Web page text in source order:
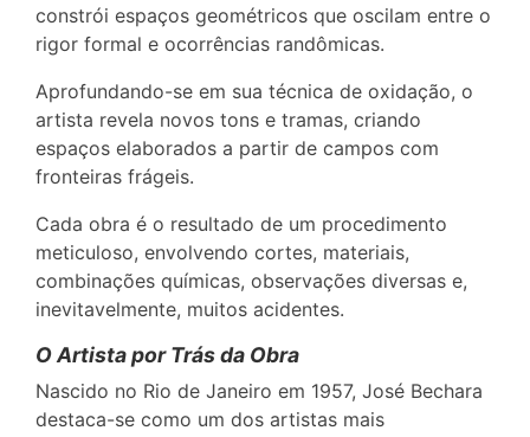
constrói espaços geométricos que oscilam entre o
rigor formal e ocorrências randômicas.
Aprofundando-se em sua técnica de oxidação, o
artista revela novos tons e tramas, criando
espaços elaborados a partir de campos com
fronteiras frágeis.
Cada obra é o resultado de um procedimento
meticuloso, envolvendo cortes, materiais,
combinações químicas, observações diversas e,
inevitavelmente, muitos acidentes.
O Artista por Trás da Obra
Nascido no Rio de Janeiro em 1957, José Bechara
destaca-se como um dos artistas mais